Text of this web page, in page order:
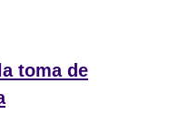
toma de